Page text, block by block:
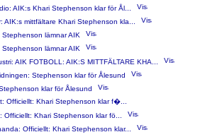
AIK:s Khari Stephenson klar för Ål...
AIK:s mittfältare Khari Stephenson kla...
lämnar AIK
lämnar AIK
AIK FOTBOLL: AIK:S MITTFÄLTARE KHA...
Stephenson klar för Ålesund
klar för Ålesund
Officiellt: Khari Stephenson klar f�...
Officiellt: Khari Stephenson klar fö...
Officiellt: Khari Stephenson klar...